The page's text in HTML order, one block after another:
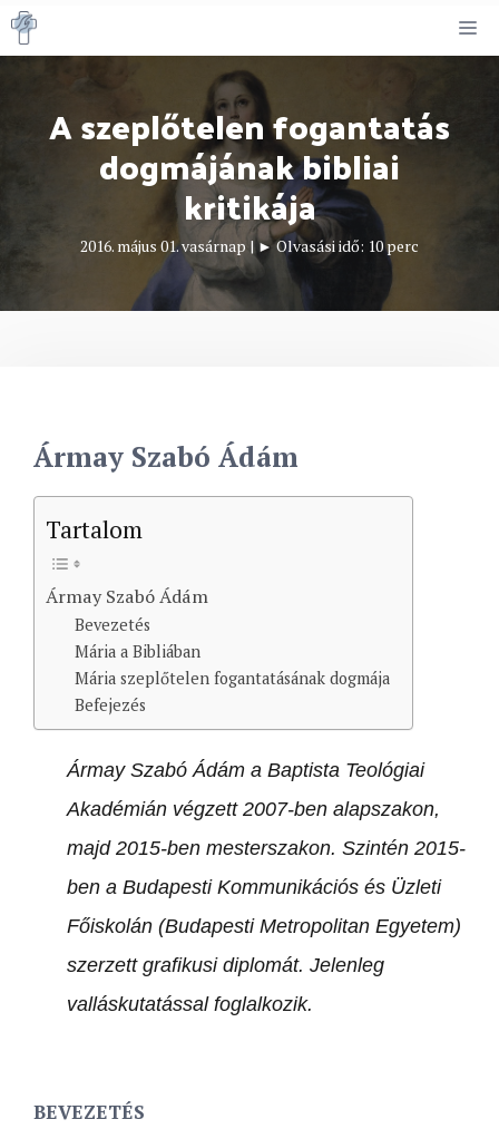
Kilépés
a
A szeplőtelen fogantatás
dogmájának bibliai
kritikája
2016. május 01. vasárnap | ► Olvasási idő: 10perc
Ármay Szabó Ádám
Tartalom
Ármay Szabó Ádám
Bevezetés
Mária a Bibliában
Mária szeplőtelen fogantatásának dogmája
Befejezés
Ármay Szabó Ádám a Baptista Teológiai
Akadémián végzett 2007-ben alapszakon,
majd 2015-ben mesterszakon. Szintén 2015-
ben a Budapesti Kommunikációs és Üzleti
Főiskolán (Budapesti Metropolitan Egyetem)
szerzett grafikusi diplomát. Jelenleg
valláskutatással foglalkozik.
BEVEZETÉS